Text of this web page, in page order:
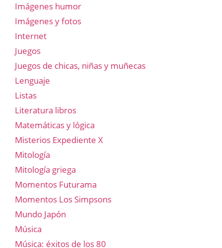
Imágenes humor
Imágenes y fotos
Internet
Juegos
Juegos de chicas, niñas y muñecas
Lenguaje
Listas
Literatura libros
Matemáticas y lógica
Misterios Expediente X
Mitología
Mitología griega
Momentos Futurama
Momentos Los Simpsons
Mundo Japón
Música
Música: éxitos de los 80